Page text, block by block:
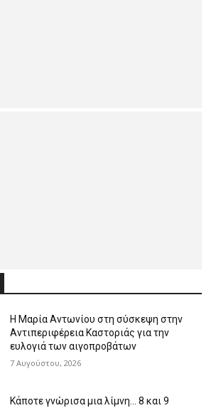
Η Μαρία Αντωνίου στη σύσκεψη στην
Αντιπεριφέρεια Καστοριάς για την
ευλογιά των αιγοπροβάτων
7 Αυγούστου, 2026
Κάποτε γνώρισα μια λίμνη… 8 και 9